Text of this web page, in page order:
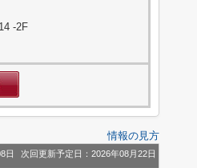
-2F
情報の見方
日 次回更新予定日：2026年08月22日